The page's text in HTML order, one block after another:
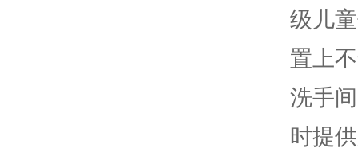
级儿
置上
洗手
时提